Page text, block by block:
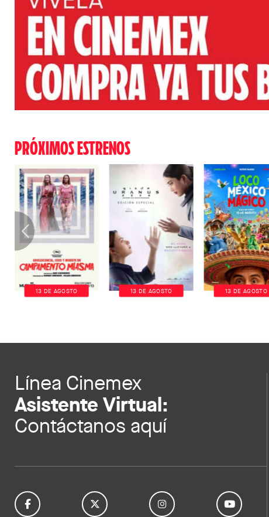
PRÓXIMOS ESTRENOS
13 DE AGOSTO 13 DE AGOSTO 13 DE AGOSTO
Línea Cinemex
Asistente Virtual:
Contáctanos aquí